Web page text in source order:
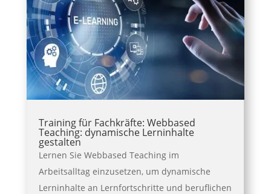
Training für Fachkräfte: Webbased
Teaching: dynamische Lerninhalte
gestalten
Lernen Sie Webbased Teaching im
Arbeitsalltag einzusetzen, um dynamische
Lerninhalte an Lernfortschritte und beruflichen